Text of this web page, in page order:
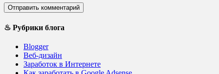
♨ Рубрики блога
Blogger
Веб-дизайн
Заработок в Интернете